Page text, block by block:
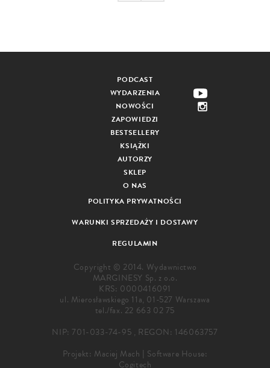
PODCAST
WYDARZENIA
NOWOŚCI
ZAPOWIEDZI
BESTSELLERY
KSIĄŻKI
AUTORZY
SKLEP
O NAS
POLITYKA PRYWATNOŚCI
WARUNKI SPRZEDAŻY I DOSTAWY
REGULAMIN
Copyright © 2014. Wydawnictwo
MARGINESY Sp. z o.o.
KRS: 0000416091
ul. Mierosławskiego 11a, 01-527 Warszawa
tel./fax. 22 663 02 75
NIP: 701-033-74-95 , REGON: 146063757
Projekt: Maciej Mach | Software House:
Cogitech